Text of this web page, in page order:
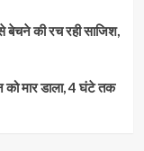
बेचने की रच रही साजिश,
को मार डाला, 4 घंटे तक